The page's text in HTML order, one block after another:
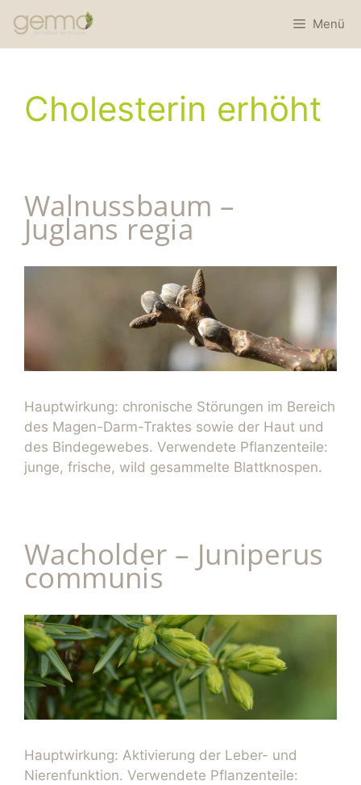
Menü
Cholesterin erhöht
Walnussbaum –
Juglans regia
Hauptwirkung: chronische Störungen im Bereich
des Magen-Darm-Traktes sowie der Haut und
des Bindegewebes. Verwendete Pflanzenteile:
junge, frische, wild gesammelte Blattknospen.
Wacholder – Juniperus
communis
Hauptwirkung: Aktivierung der Leber- und
Nierenfunktion. Verwendete Pflanzenteile: